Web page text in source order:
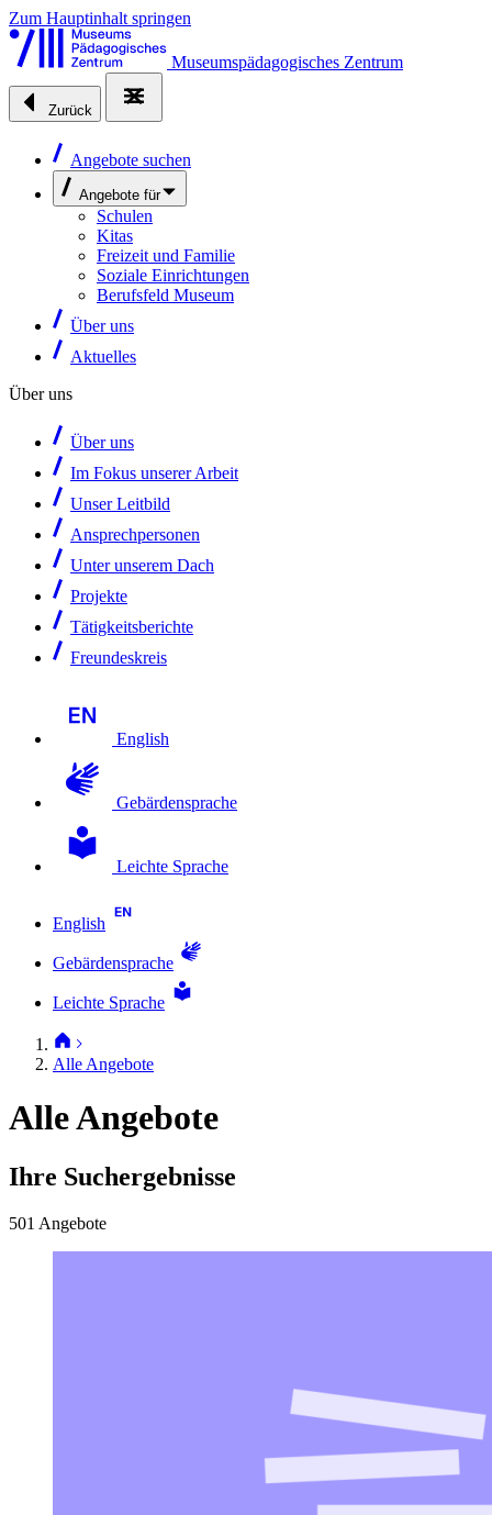
Zum Hauptinhalt springen
Museumspädagogisches Zentrum
Zurück
Angebote suchen
Angebote für
Schulen
Kitas
Freizeit und Familie
Soziale Einrichtungen
Berufsfeld Museum
Über uns
Aktuelles
Über uns
Über uns
Im Fokus unserer Arbeit
Unser Leitbild
Ansprechpersonen
Unter unserem Dach
Projekte
Tätigkeitsberichte
Freundeskreis
English
Gebärdensprache
Leichte Sprache
English
Gebärdensprache
Leichte Sprache
Alle Angebote
Alle Angebote
Ihre Suchergebnisse
501 Angebote